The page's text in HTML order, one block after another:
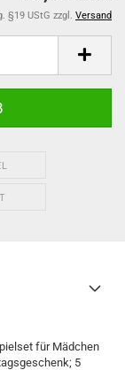
§19 UStG zzgl. Versand
für Mädchen
5